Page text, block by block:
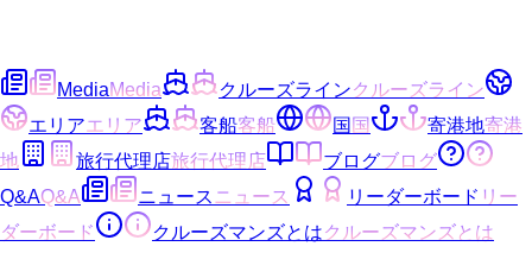
MediaMedia クルーズラインクルーズライン
エリアエリア 客船客船 国国 寄港地寄港
地
旅行代理店旅行代理店 ブログブログ
Q&AQ&A ニュース ニュース リーダーボード リー
ダーボード
クルーズマンズとはクルーズマンズとは